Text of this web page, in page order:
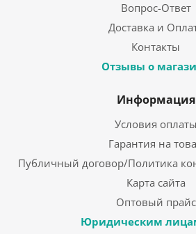
Вопрос-Ответ
Доставка и
Контакты
Отзывы о
Информация
Условия оплаты
Гарантия на
Публичный договор/Политика
Карта сайта
Оптовый прайс
Юридическим